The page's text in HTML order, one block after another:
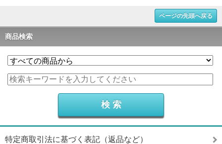
ページの先頭へ戻る
商品検索
特定商取引法に基づく表記（返品など）